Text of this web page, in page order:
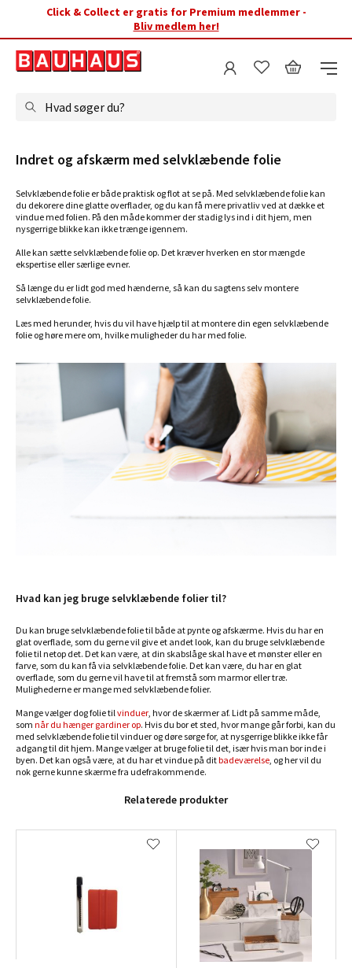
Click & Collect er gratis for Premium medlemmer -
Bliv medlem her!
Hvad søger du?
Indret og afskærm med selvklæbende folie
Selvklæbende folie er både praktisk og flot at se på. Med selvklæbende folie kan
du dekorere dine glatte overflader, og du kan få mere privatliv ved at dække et
vindue med folien. På den måde kommer der stadig lys ind i dit hjem, men
nysgerrige blikke kan ikke trænge igennem.
Alle kan sætte selvklæbende folie op. Det kræver hverken en stor mængde
ekspertise eller særlige evner.
Så længe du er lidt god med hænderne, så kan du sagtens selv montere
selvklæbende folie.
Læs med herunder, hvis du vil have hjælp til at montere din egen selvklæbende
folie og høre mere om, hvilke muligheder du har med folie.
Hvad kan jeg bruge selvklæbende folier til?
Du kan bruge selvklæbende folie til både at pynte og afskærme. Hvis du har en
glat overflade, som du gerne vil give et andet look, kan du bruge selvklæbende
folie til netop det. Det kan være, at din skabslåge skal have et mønster eller en
farve, som du kan få via selvklæbende folie. Det kan være, du har en glat
overflade, som du gerne vil have til at fremstå som marmor eller træ.
Mulighederne er mange med selvklæbende folier.
Mange vælger dog folie til vinduer , hvor de skærmer af. Lidt på samme måde,
som når du hænger gardiner op. Hvis du bor et sted, hvor mange går forbi, kan du
med selvklæbende folie til vinduer og døre sørge for, at nysgerrige blikke ikke får
adgang til dit hjem. Mange vælger at bruge folie til det, især hvis man bor inde i
byen. Det kan også være, at du har et vindue på ditbadeværelse , og her vil du
nok gerne kunne skærme fra udefrakommende.
Relaterede produkter